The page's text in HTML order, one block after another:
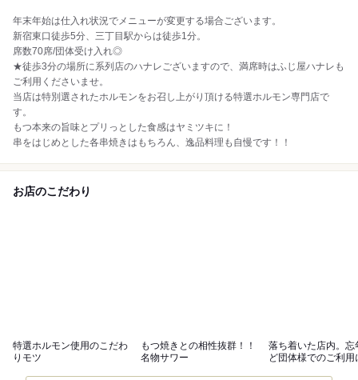
年末年始は仕入れ状況でメニューが変更する場合ございます。
新宿東口徒歩5分、三丁目駅からは徒歩1分。
席数70席/団体受け入れ◎
★徒歩3分の場所に系列店のハナレございますので、満席時はふじ屋ハナレも
ご利用くださいませ。
当店は特別選されたホルモンをお召し上がり頂ける特選ホルモン専門店で
す。
もつ本来の旨味とプリっとした食感はヤミツキに！
串をはじめとした各串焼きはもちろん、逸品料理も自慢です！！
お店のこだわり
特選ホルモン使用のこだわ
りモツ
もつ焼きとの相性抜群！！
名物サワー
落ち着いた店内。忘
ど団体様でのご利用